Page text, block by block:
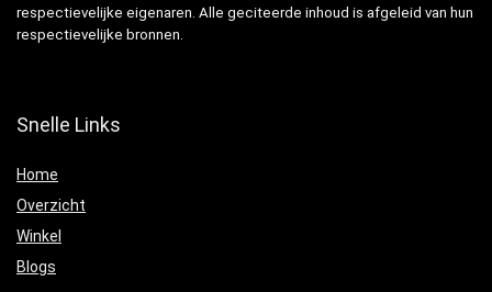
respectievelijke eigenaren. Alle geciteerde inhoud is afgeleid van hun
respectievelijke bronnen.
Snelle Links
Home
Overzicht
Winkel
Blogs